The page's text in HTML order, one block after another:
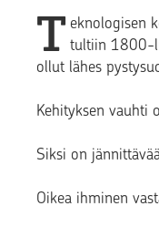
T eknologisen
tultiin 1800-
ollut lähes
Kehityksen vauhti
Siksi on
Oikea ihminen